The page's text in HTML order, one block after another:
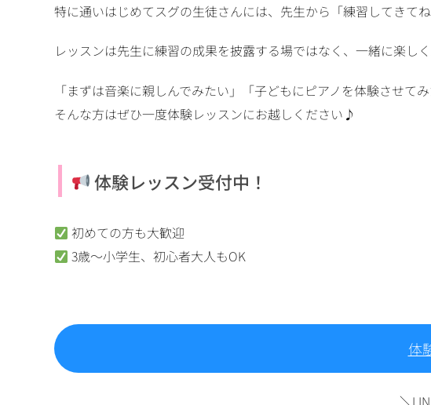
特に通いはじめてスグの生徒さんには、先生から「練習してきて
レッスンは先生に練習の成果を披露する場ではなく、一緒に楽し
「まずは音楽に親しんでみたい」「子どもにピアノを体験させてみ
そんな方はぜひ一度体験レッスンにお越しください♪
体験レッスン受付中！
初めての方も大歓迎
3歳〜小学生、初心者大人もOK
体
＼